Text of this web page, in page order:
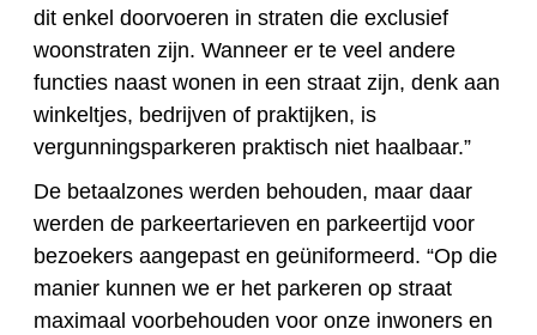
dit enkel doorvoeren in straten die exclusief
woonstraten zijn. Wanneer er te veel andere
functies naast wonen in een straat zijn, denk aan
winkeltjes, bedrijven of praktijken, is
vergunningsparkeren praktisch niet haalbaar.”
De betaalzones werden behouden, maar daar
werden de parkeertarieven en parkeertijd voor
bezoekers aangepast en geüniformeerd. “Op die
manier kunnen we er het parkeren op straat
maximaal voorbehouden voor onze inwoners en